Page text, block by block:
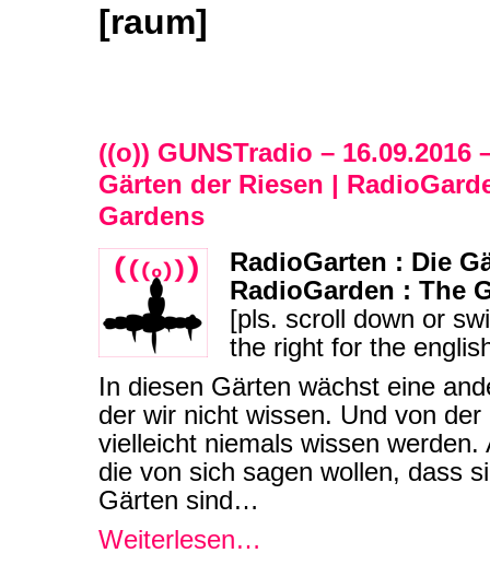
[raum]
((o)) GUNSTradio – 16.09.2016
Gärten der Riesen |
Gardens
RadioGarten : Die
RadioGarden : The
[pls. scroll down or
the right for the
In diesen Gärten wächst eine
der wir nicht wissen. Und von
vielleicht niemals wissen werden.
die von sich sagen wollen, dass
Gärten sind…
Weiterlesen…